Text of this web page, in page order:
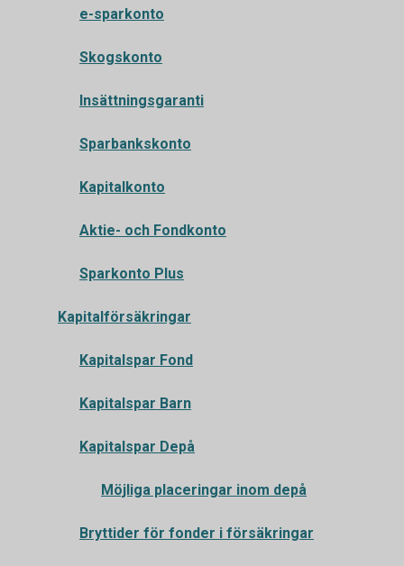
e-sparkonto
Skogskonto
Insättningsgaranti
Sparbankskonto
Kapitalkonto
Aktie- och Fondkonto
Sparkonto Plus
Kapitalförsäkringar
Kapitalspar Fond
Kapitalspar Barn
Kapitalspar Depå
Möjliga placeringar inom depå
Bryttider för fonder i försäkringar